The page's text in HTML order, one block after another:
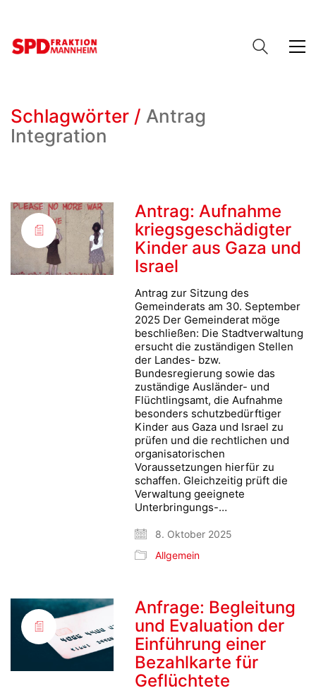
Schlagwörter / Antrag
Integration
Antrag: Aufnahme
kriegsgeschädigter
Kinder aus Gaza und
Israel
Antrag zur Sitzung des
Gemeinderats am 30. September
2025 Der Gemeinderat möge
beschließen: Die Stadtverwaltung
ersucht die zuständigen Stellen
der Landes- bzw.
Bundesregierung sowie das
zuständige Ausländer- und
Flüchtlingsamt, die Aufnahme
besonders schutzbedürftiger
Kinder aus Gaza und Israel zu
prüfen und die rechtlichen und
organisatorischen
Voraussetzungen hierfür zu
schaffen. Gleichzeitig prüft die
Verwaltung geeignete
Unterbringungs-…
8. Oktober 2025
Allgemein
Anfrage: Begleitung
und Evaluation der
Einführung einer
Bezahlkarte für
Geflüchtete